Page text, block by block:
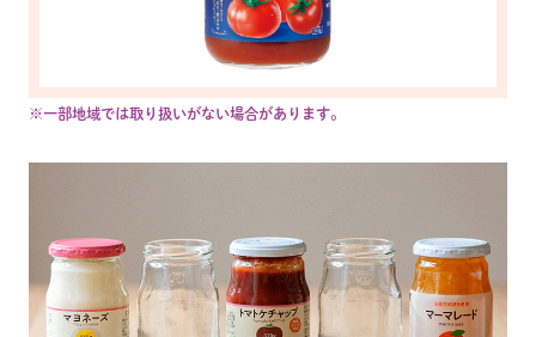
※一部地域では取り扱いがない場合があります。